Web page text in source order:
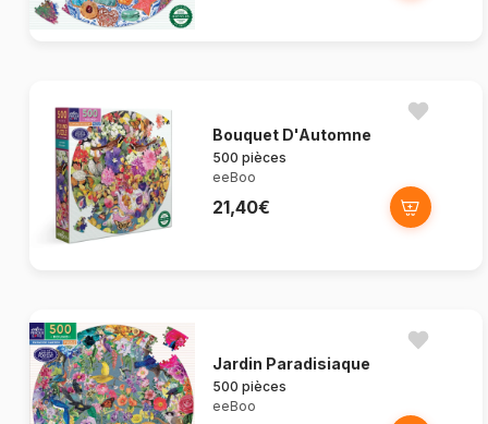
Bouquet D'Automne
500 pièces
eeBoo
21,40€
Jardin Paradisiaque
500 pièces
eeBoo